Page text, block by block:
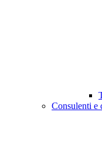
Consulenti e